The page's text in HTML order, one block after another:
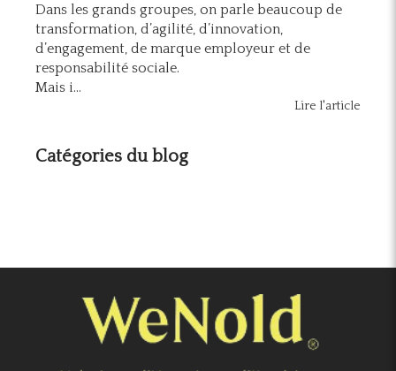
Dans les grands groupes, on parle beaucoup de
transformation, d’agilité, d’innovation,
d’engagement, de marque employeur et de
responsabilité sociale.
Mais i...
Lire l'article
Catégories du blog